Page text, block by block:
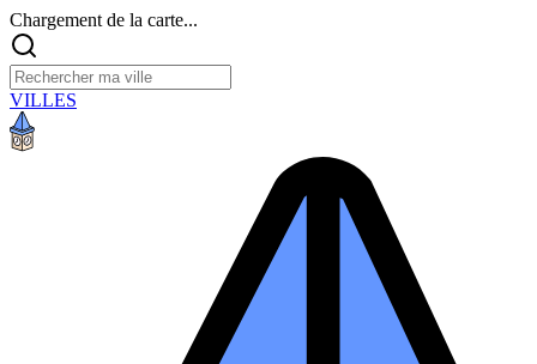
Chargement de la carte...
VILLES